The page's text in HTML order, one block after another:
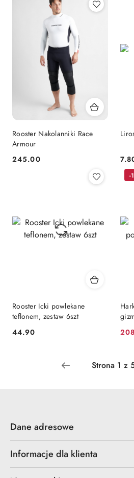
Rooster Nakolanniki Race
Armour
Cena:
245.00
Rooster Icki powlekane
teflonem, zestaw 6szt
Cena:
44.90
-
Dane adresowe
Informacje dla klienta